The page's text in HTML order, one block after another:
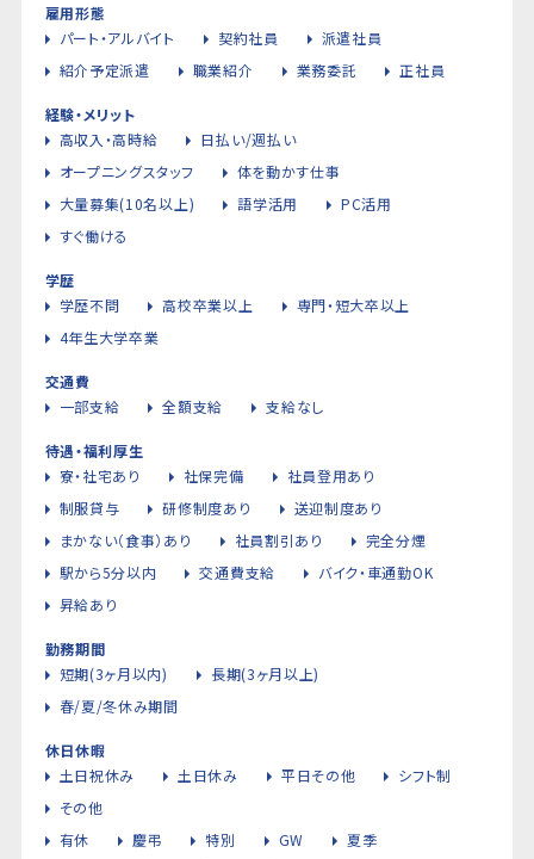
雇用形態
パート・アルバイト
契約社員
派遣社員
紹介予定派遣
職業紹介 業務委託 正社員
経験・メリット
高収入・高時給
日払い/週払い
オープニングスタッフ
体を動かす仕事
大量募集(10名以上)
語学活用
PC活用
すぐ働ける
学歴
学歴不問
高校卒業以上
専門・短大卒以上
4年生大学卒業
交通費
一部支給
全額支給 支給なし
待遇・福利厚生
寮・社宅あり
社保完備
社員登用あり
制服貸与
研修制度あり
送迎制度あり
まかない（食事）あり
社員割引あり
完全分煙
駅から5分以内
交通費支給
バイク・車通勤OK
昇給あり
勤務期間
短期(3ヶ月以内)
長期(3ヶ月以上)
春/夏/冬休み期間
休日休暇
土日祝休み
土日休み 平日その他
シフト制
その他
有休
慶弔 特別 GW
夏季